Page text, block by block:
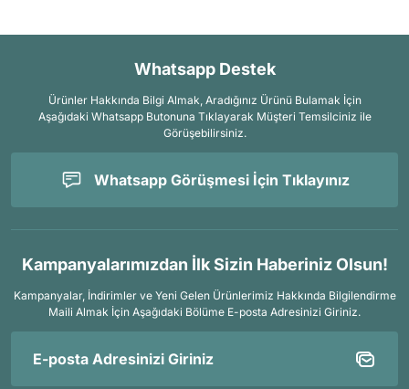
Whatsapp Destek
Ürünler Hakkında Bilgi Almak, Aradığınız Ürünü Bulamak İçin
Aşağıdaki Whatsapp Butonuna Tıklayarak Müşteri Temsilciniz ile
Görüşebilirsiniz.
Whatsapp Görüşmesi İçin Tıklayınız
Kampanyalarımızdan İlk Sizin Haberiniz Olsun!
Kampanyalar, İndirimler ve Yeni Gelen Ürünlerimiz Hakkında Bilgilendirme
Maili Almak İçin Aşağıdaki Bölüme E-posta Adresinizi Giriniz.